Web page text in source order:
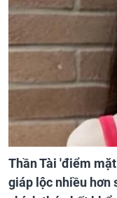
Thần Tài 'điểm
giáp lộc nhiều hơn